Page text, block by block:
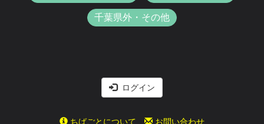
千葉県外・その他
ログイン
ちばごとについて お問い合わせ